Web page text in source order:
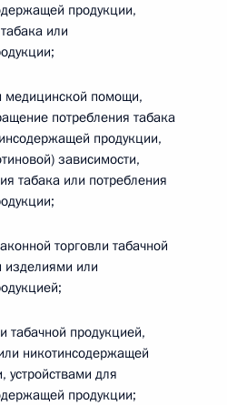
продукции,
или
медицинской помощи,
потребления табака
продукции,
зависимости,
табака или потребления
торговли табачной
изделиями или
табачной продукцией,
никотинсодержащей
устройствами для
продукции;